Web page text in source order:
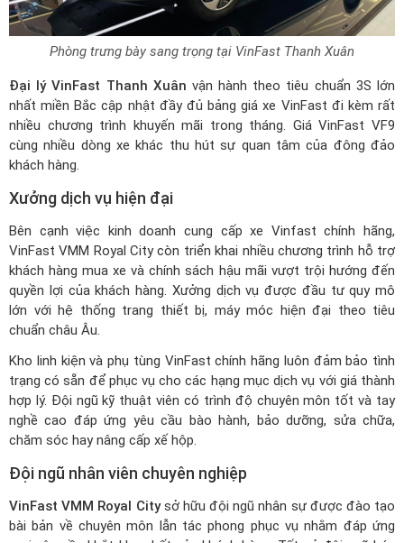
Phòng trưng bày sang trọng tại VinFast Thanh Xuân
Đại lý VinFast Thanh Xuân vận hành theo tiêu chuẩn 3S lớn
nhất miền Bắc cập nhật đầy đủ bảng giá xe VinFast đi kèm rất
nhiều chương trình khuyến mãi trong tháng. Giá VinFast VF9
cùng nhiều dòng xe khác thu hút sự quan tâm của đông đảo
khách hàng.
Xưởng dịch vụ hiện đại
Bên cạnh việc kinh doanh cung cấp xe Vinfast chính hãng,
VinFast VMM Royal City còn triển khai nhiều chương trình hỗ trợ
khách hàng mua xe và chính sách hậu mãi vượt trội hướng đến
quyền lợi của khách hàng. Xưởng dịch vụ được đầu tư quy mô
lớn với hệ thống trang thiết bị, máy móc hiện đại theo tiêu
chuẩn châu Âu.
Kho linh kiện và phụ tùng VinFast chính hãng luôn đảm bảo tình
trạng có sẵn để phục vụ cho các hạng mục dịch vụ với giá thành
hợp lý. Đội ngũ kỹ thuật viên có trình độ chuyên môn tốt và tay
nghề cao đáp ứng yêu cầu bào hành, bảo dưỡng, sửa chữa,
chăm sóc hay nâng cấp xế hộp.
Đội ngũ nhân viên chuyên nghiệp
VinFast VMM Royal Citysở hữu đội ngũ nhân sự được đào tạo
bài bản về chuyên môn lẫn tác phong phục vụ nhằm đáp ứng